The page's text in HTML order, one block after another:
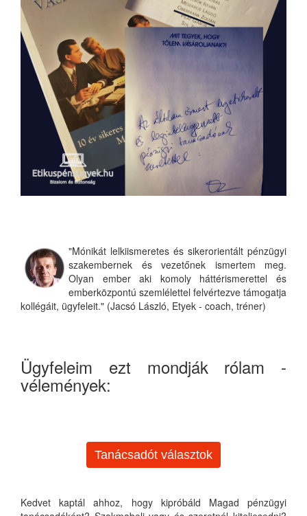
"Mónikát lelkiismeretes és sikerorientált pénzügyi
szakembernek és vezetőnek ismertem meg.
Olyan ember aki komoly háttérismerettel és
emberközpontú szemlélettel felvértezve támogatja
kollégáit, ügyfeleit." (Jacsó László, Etyek - coach, tréner)
Ügyfeleim ezt mondják rólam -
vélemények:
Tanácsadót választok
Kedvet kaptál ahhoz, hogy kipróbáld Magad pénzügyi